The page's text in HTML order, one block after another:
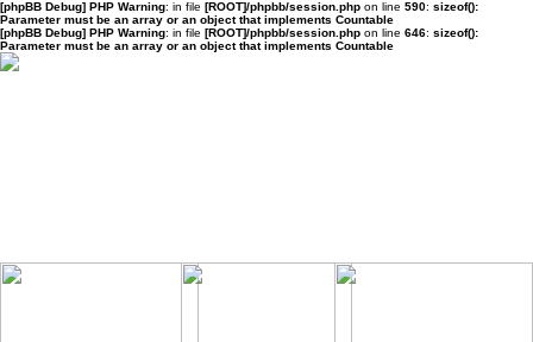
[phpBB Debug] PHP Warning: in file [ROOT]/phpbb/session.php on line 590: sizeof():
Parameter must be an array or an object that implements Countable
[phpBB Debug] PHP Warning: in file [ROOT]/phpbb/session.php on line 646: sizeof():
Parameter must be an array or an object that implements Countable